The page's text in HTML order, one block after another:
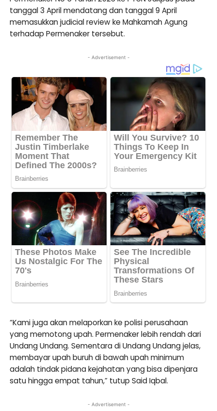
tanggal 3 April mendatang dan tanggal 9 April
memasukkan judicial review ke Mahkamah Agung
terhadap Permenaker tersebut.
- Advertisement -
“Kami juga akan melaporkan ke polisi perusahaan
yang memotong upah. Permenaker lebih rendah dari
Undang Undang. Sementara di Undang Undang jelas,
membayar upah buruh di bawah upah minimum
adalah tindak pidana kejahatan yang bisa dipenjara
satu hingga empat tahun,” tutup Said Iqbal.
- Advertisement -